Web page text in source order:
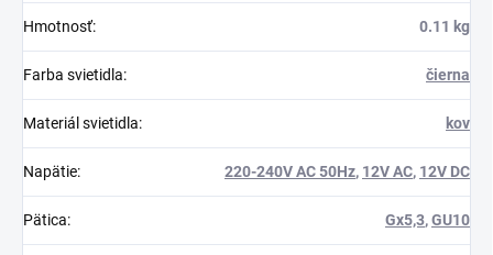
Hmotnosť: 0.11 kg
Farba svietidla: čierna
Materiál svietidla: kov
Napätie: 220-240V AC 50Hz, 12V AC, 12V DC
Pätica: Gx5,3,GU10